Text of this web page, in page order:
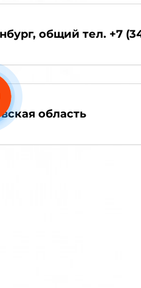
, общий тел. +7
область